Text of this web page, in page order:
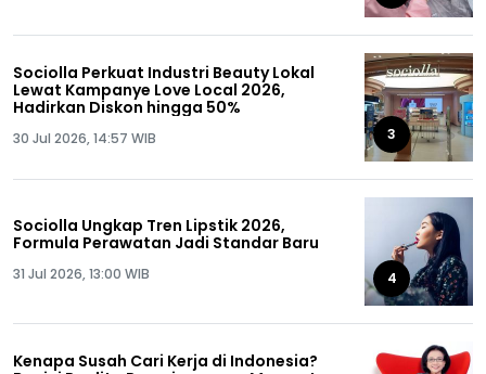
Sociolla Perkuat Industri Beauty Lokal
Lewat Kampanye Love Local 2026,
Hadirkan Diskon hingga 50%
30 Jul 2026, 14:57 WIB 3
Sociolla Ungkap Tren Lipstik 2026,
Formula Perawatan Jadi Standar Baru
31 Jul 2026, 13:00 WIB 4
Kenapa Susah Cari Kerja di Indonesia?